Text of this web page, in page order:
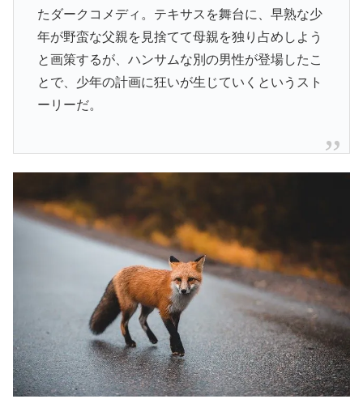
たダークコメディ。テキサスを舞台に、早熟な少
年が野蛮な父親を見捨てて母親を独り占めしよう
と画策するが、ハンサムな別の男性が登場したこ
とで、少年の計画に狂いが生じていくというスト
ーリーだ。